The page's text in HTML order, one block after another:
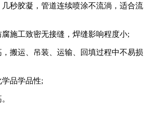
胶凝，管道连续喷涂不流淌，适合流
工致密无接缝，焊缝影响程度小;
运、吊装、运输、回填过程中不易损
品学品性;